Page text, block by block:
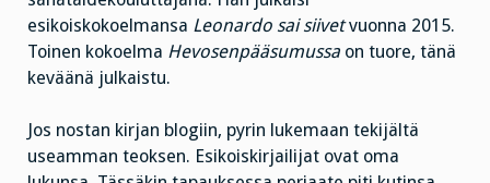
esikoiskokoelmansa Leonardo sai siivetvuonna 2015.
Toinen kokoelma Hevosenpääsumussa on tuore, tänä
keväänä julkaistu.
Jos nostan kirjan blogiin, pyrin lukemaan tekijältä
useamman teoksen. Esikoiskirjailijat ovat oma